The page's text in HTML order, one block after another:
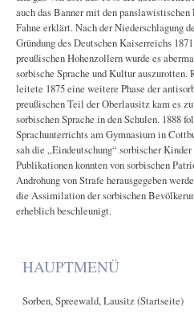
auch das Banner mit den
Fahne erklärt. Nach der Niederschlagung
Gründung des Deutschen Kaiserreichs
preußischen Hohenzollern wurde es
sorbische Sprache und Kultur
leitete 1875 eine weitere Phase der
preußischen Teil der Oberlausitz kam es
sorbischen Sprache in den Schulen. 1888
Sprachunterrichts am Gymnasium in
sah die „Eindeutschung“ sorbischer
Publikationen konnten von sorbischen
Androhung von Strafe herausgegeben
die Assimilation der sorbischen
erheblich beschleunigt.
HAUPTMENÜ
Sorben, Spreewald, Lausitz (Startseite)